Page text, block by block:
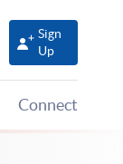
Sign
Up
Connect